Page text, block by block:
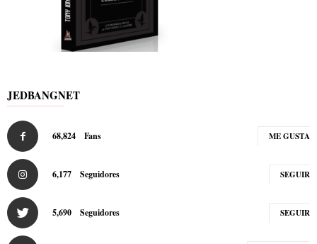
JEDBANGNET
68,824 Fans ME GUSTA
6,177 Seguidores SEGUIR
5,690 Seguidores SEGUIR